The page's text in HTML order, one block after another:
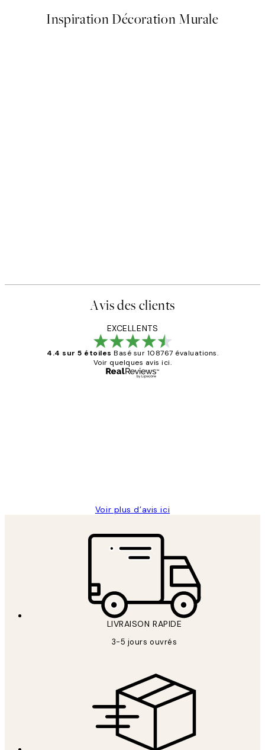
Inspiration Décoration Murale
Avis des clients
EXCELLENTS
4.4 sur 5 étoiles Basé sur 108767 évaluations.
Voir quelques avis ici.
Voir plus d’avis ici
LIVRAISON RAPIDE
3-5 jours ouvrés